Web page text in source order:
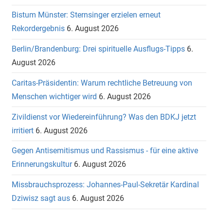
Bistum Münster: Sternsinger erzielen erneut
Rekordergebnis 6. August 2026
Berlin/Brandenburg: Drei spirituelle Ausflugs-Tipps 6.
August 2026
Caritas-Präsidentin: Warum rechtliche Betreuung von
Menschen wichtiger wird 6. August 2026
Zivildienst vor Wiedereinführung? Was den BDKJ jetzt
irritiert 6. August 2026
Gegen Antisemitismus und Rassismus - für eine aktive
Erinnerungskultur 6. August 2026
Missbrauchsprozess: Johannes-Paul-Sekretär Kardinal
Dziwisz sagt aus 6. August 2026